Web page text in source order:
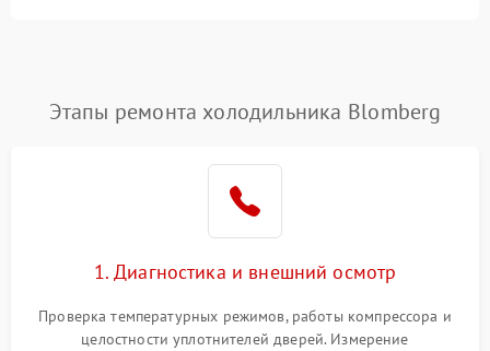
Этапы ремонта холодильника Blomberg
1. Диагностика и внешний осмотр
Проверка температурных режимов, работы компрессора и
целостности уплотнителей дверей. Измерение